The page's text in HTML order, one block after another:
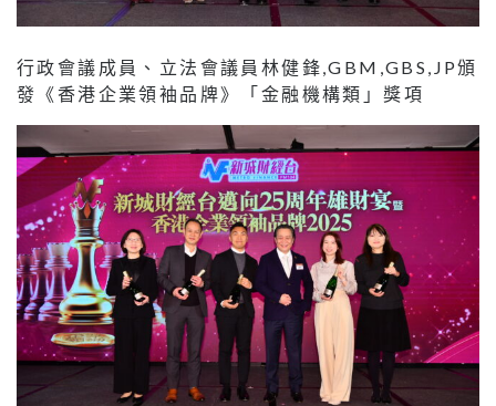
行政會議成員、立法會議員林健鋒,GBM,GBS,JP頒
發《香港企業領袖品牌》「金融機構類」獎項